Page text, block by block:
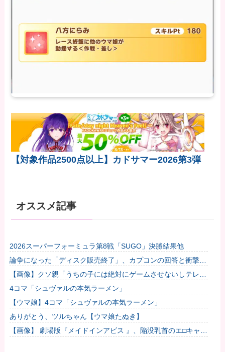
【対象作品2500点以上】カドサマー2026第3弾
オススメ記事
2026スーパーフォーミュラ第8戦「SUGO」決勝結果他
論争になった「ディスク販売終了」、カプコンの回答と衝撃の
詳細がコチラ・・・「え？ウチはデジタルが9割なんで特に影
響ないっ...
【画像】クソ親「うちの子には絶対にゲームさせないしテレビ
も見させない！！！！！」
4コマ「シュヴァルの本気ラーメン」
【ウマ娘】4コマ「シュヴァルの本気ラーメン」
ありがとう、ツルちゃん【ウマ娘たぬき】
【画像】 劇場版『メイドインアビス 』、陥没乳首のエ□キャラ